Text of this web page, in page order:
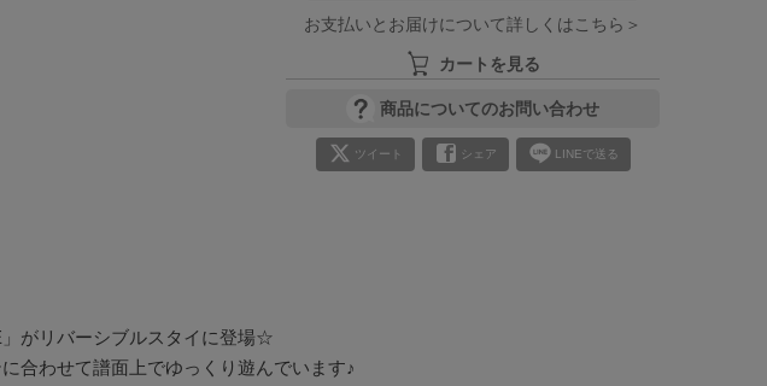
お支払いとお届けについて詳しくはこちら＞
カートを見る
商品についてのお問い合わせ
ツイート シェア LINEで送る
がリバーシブルスタイに登場☆
合わせて譜面上でゆっくり遊んでいます♪